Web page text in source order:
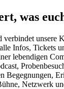
was
verbindet unsere
Infos, Tickets
lebendigen
Begegnungen,
Netzwerk